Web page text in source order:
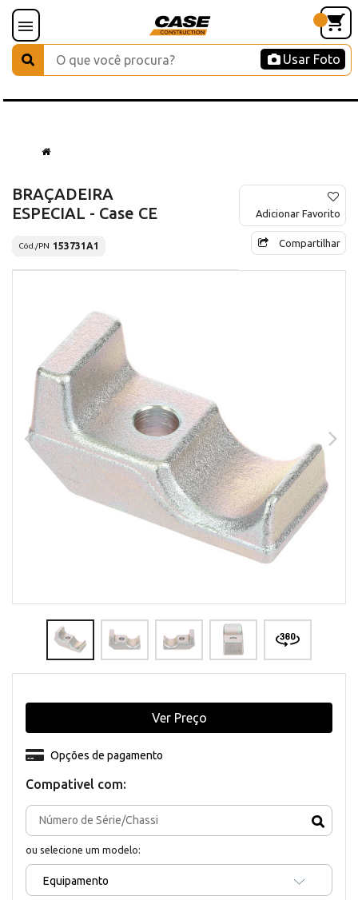
Usar Foto
BRAÇADEIRA
ESPECIAL - Case CE
Cód./PN 153731A1
Adicionar Favorito
Compartilhar
Compativel com:
ou selecione um modelo:
Equipamento
Opções de pagamento
Ver Preço